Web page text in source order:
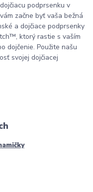
podprsenku v
začne byť vaša bežná
a dojčiace podprsenky
ktorý rastie s vaším
dojčenie. Použite našu
svojej dojčiacej